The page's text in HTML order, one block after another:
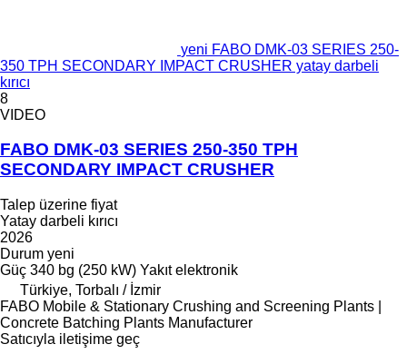
yeni FABO DMK-03 SERIES 250-
350 TPH SECONDARY IMPACT CRUSHER yatay darbeli
kırıcı
8
VIDEO
FABO DMK-03 SERIES 250-350 TPH
SECONDARY IMPACT CRUSHER
Talep üzerine fiyat
Yatay darbeli kırıcı
2026
Durum yeni
Güç 340 bg (250 kW) Yakıt elektronik
Türkiye, Torbalı / İzmir
FABO Mobile & Stationary Crushing and Screening Plants |
Concrete Batching Plants Manufacturer
Satıcıyla iletişime geç